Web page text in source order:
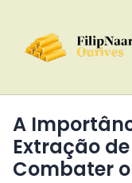
A Importância do Cuidado na
Extração
Combater